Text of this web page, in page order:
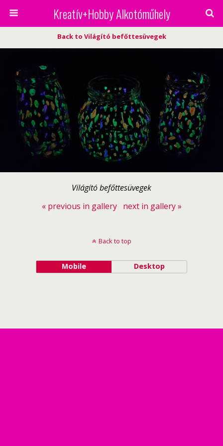
Kreatív+Hobby Alkotóműhely
Back to Világító befőttesüvegek
Világító befőttesüvegek
« previous in gallery
next in gallery »
Back to top
Mobile Desktop